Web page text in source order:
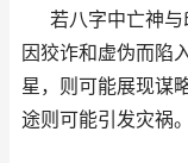
若八字中亡神
因狡诈和虚伪而陷
星，则可能展现谋
途则可能引发灾祸。